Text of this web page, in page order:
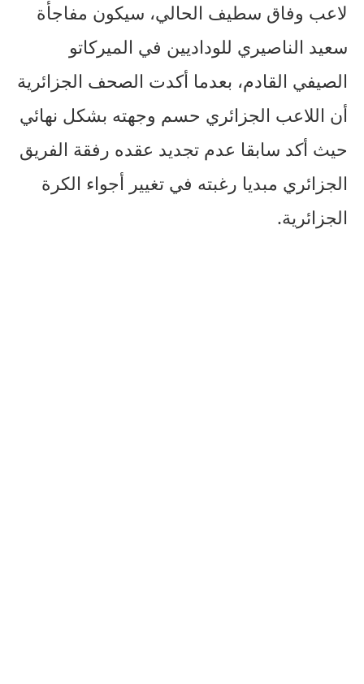
لاعب وفاق سطيف الحالي، سيكون مفاجأة
سعيد الناصيري للوداديين في الميركاتو
الصيفي القادم، بعدما أكدت الصحف الجزائرية
أن اللاعب الجزائري حسم وجهته بشكل نهائي
حيث أكد سابقا عدم تجديد عقده رفقة الفريق
الجزائري مبديا رغبته في تغيير أجواء الكرة
الجزائرية.